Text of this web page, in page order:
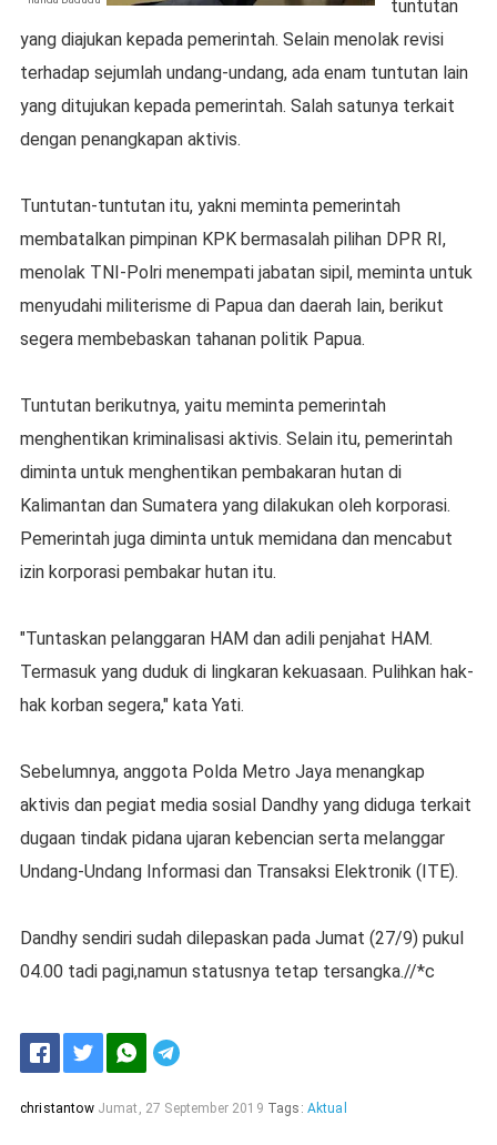
tuntutan
yang diajukan kepada pemerintah. Selain menolak revisi
terhadap sejumlah undang-undang, ada enam tuntutan lain
yang ditujukan kepada pemerintah. Salah satunya terkait
dengan penangkapan aktivis.
Tuntutan-tuntutan itu, yakni meminta pemerintah
membatalkan pimpinan KPK bermasalah pilihan DPR RI,
menolak TNI-Polri menempati jabatan sipil, meminta untuk
menyudahi militerisme di Papua dan daerah lain, berikut
segera membebaskan tahanan politik Papua.
Tuntutan berikutnya, yaitu meminta pemerintah
menghentikan kriminalisasi aktivis. Selain itu, pemerintah
diminta untuk menghentikan pembakaran hutan di
Kalimantan dan Sumatera yang dilakukan oleh korporasi.
Pemerintah juga diminta untuk memidana dan mencabut
izin korporasi pembakar hutan itu.
"Tuntaskan pelanggaran HAM dan adili penjahat HAM.
Termasuk yang duduk di lingkaran kekuasaan. Pulihkan hak-
hak korban segera," kata Yati.
Sebelumnya, anggota Polda Metro Jaya menangkap
aktivis dan pegiat media sosial Dandhy yang diduga terkait
dugaan tindak pidana ujaran kebencian serta melanggar
Undang-Undang Informasi dan Transaksi Elektronik (ITE).
Dandhy sendiri sudah dilepaskan pada Jumat (27/9) pukul
04.00 tadi pagi,namun statusnya tetap tersangka.//*c
christantow Jumat, 27 September 2019 Tags: Aktual